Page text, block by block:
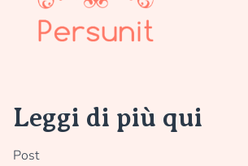
Leggi di più qui
Post